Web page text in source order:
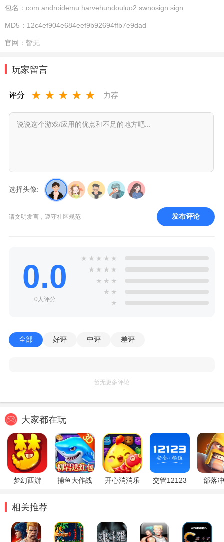
包名： com.androidemu.harvehundouluo2.swnosign.sign
MD5： 12c4ef904e684eef9b92694ffb7e9dad
官网： 暂无
玩家留言
评分 ★ ★ ★ ★ ★ 力荐
选择头像:
请文明发言，遵守社区规范 发布评论
0.0
0人评分
★ ★ ★ ★ ★
★ ★ ★ ★
★ ★ ★
★ ★
★
全部 好评 中评 差评
暂无更多评论
大家都在玩
梦幻西游 捕鱼大作战 开心消消乐 交管12123 部落
相关推荐